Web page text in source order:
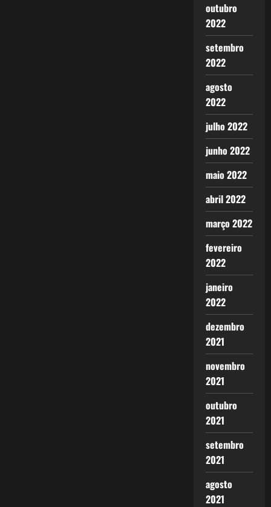
outubro
2022
setembro
2022
agosto
2022
julho 2022
junho 2022
maio 2022
abril 2022
março 2022
fevereiro
2022
janeiro
2022
dezembro
2021
novembro
2021
outubro
2021
setembro
2021
agosto
2021